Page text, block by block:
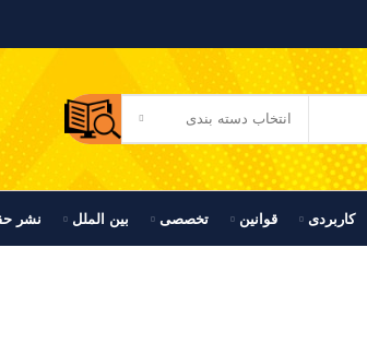
انتخاب دسته بندی
کاربردی قوانین تخصصی بین الملل نشر